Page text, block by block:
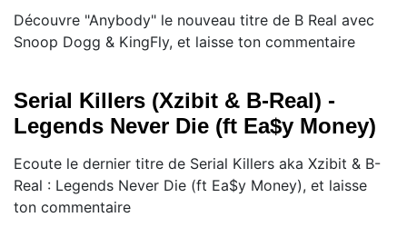
Découvre "Anybody" le nouveau titre de B Real avec
Snoop Dogg & KingFly, et laisse ton commentaire
Serial Killers (Xzibit & B-Real) -
Legends Never Die (ft Ea$y Money)
Ecoute le dernier titre de Serial Killers aka Xzibit & B-
Real : Legends Never Die (ft Ea$y Money), et laisse
ton commentaire